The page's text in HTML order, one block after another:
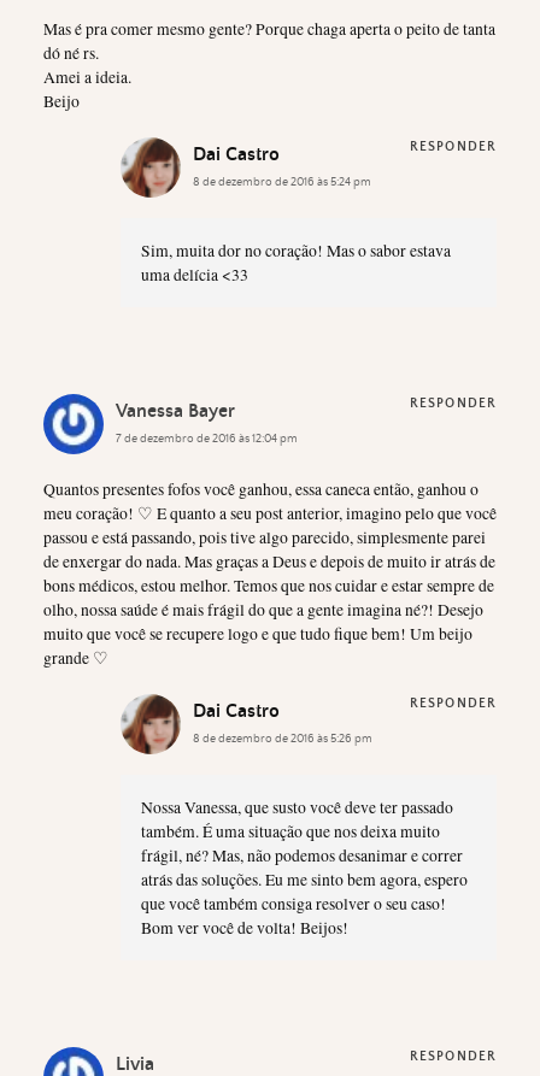
Mas é pra comer mesmo gente? Porque chaga aperta o peito de tanta
dó né rs.
Amei a ideia.
Beijo
Dai Castro
8 de dezembro de 2016 às 5:24 pm
Sim, muita dor no coração! Mas o sabor estava
uma delícia <33
RESPONDER
Vanessa Bayer
7 de dezembro de 2016 às 12:04 pm
Quantos presentes fofos você ganhou, essa caneca então, ganhou o
meu coração! ♡ E quanto a seu post anterior, imagino pelo que você
passou e está passando, pois tive algo parecido, simplesmente parei
de enxergar do nada. Mas graças a Deus e depois de muito ir atrás de
bons médicos, estou melhor. Temos que nos cuidar e estar sempre de
olho, nossa saúde é mais frágil do que a gente imagina né?! Desejo
muito que você se recupere logo e que tudo fique bem! Um beijo
grande ♡
RESPONDER
Dai Castro
8 de dezembro de 2016 às 5:26 pm
Nossa Vanessa, que susto você deve ter passado
também. É uma situação que nos deixa muito
frágil, né? Mas, não podemos desanimar e correr
atrás das soluções. Eu me sinto bem agora, espero
que você também consiga resolver o seu caso!
Bom ver você de volta! Beijos!
RESPONDER
Livia RESPONDER